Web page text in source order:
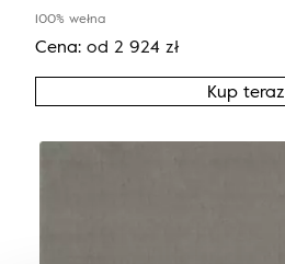
100% wełna
Cena: od 2 924 zł
Kup teraz